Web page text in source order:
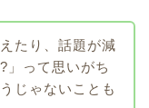
たり、話題が減
」って思いがち
じゃないことも